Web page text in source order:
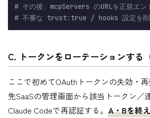
# その後、mcpServers のURLを正規エン
# 不審な trust:true / hooks 設定を削
C. トークンをローテーションする
ここで初めてOAuthトークンの失効・
先SaaSの管理画面から該当トークン／
Claude Codeで再認証する。 A・Bを終